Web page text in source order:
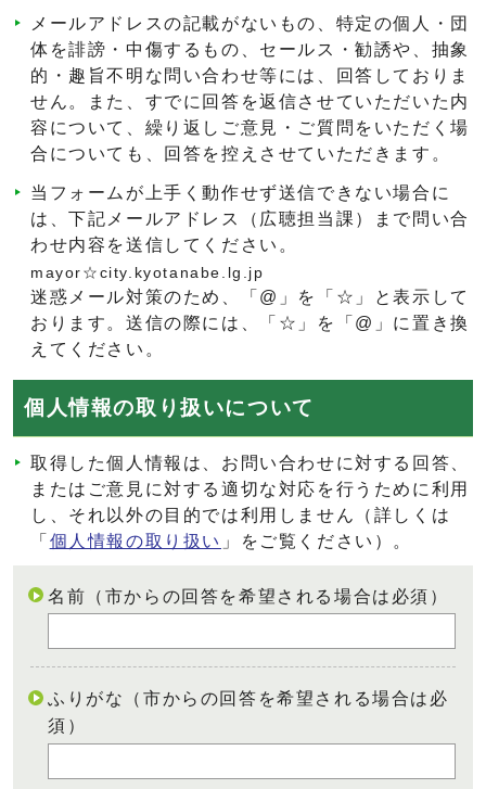
メールアドレスの記載がないもの、特定の個人・団
体を誹謗・中傷するもの、セールス・勧誘や、抽象
的・趣旨不明な問い合わせ等には、回答しておりま
せん。また、すでに回答を返信させていただいた内
容について、繰り返しご意見・ご質問をいただく場
合についても、回答を控えさせていただきます。
当フォームが上手く動作せず送信できない場合に
は、下記メールアドレス（広聴担当課）まで問い合
わせ内容を送信してください。
mayor☆city.kyotanabe.lg.jp
迷惑メール対策のため、「@」を「☆」と表示して
おります。送信の際には、「☆」を「@」に置き換
えてください。
個人情報の取り扱いについて
取得した個人情報は、お問い合わせに対する回答、
またはご意見に対する適切な対応を行うために利用
し、それ以外の目的では利用しません（詳しくは
「 個人情報の取り扱い 」をご覧ください）。
名前（市からの回答を希望される場合は必須）
ふりがな（市からの回答を希望される場合は必
須）